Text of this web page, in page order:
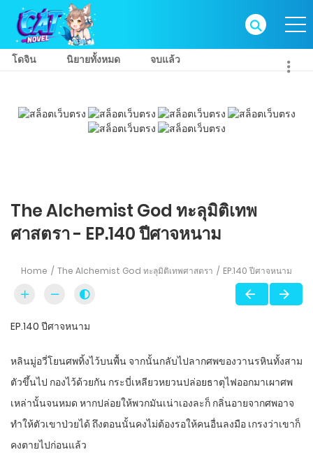
โดจิน นิยายทั้งหมด จบแล้ว
The Alchemist God ทะลุมิติเทพ
ศาสตรา - EP.140 ปีศาจหนาม
Home The Alchemist God ทะลุมิติเทพศาสตรา EP.140 ปีศาจหนาม
EP.140 ปีศาจหนาม
หลินมู่อวี่โยนศพทิ้งไว้บนพื้น จากนั้นกลับไปลากศพของวานรหินทั้งสาม
ตัวขึ้นไป กองไว้ด้วยกัน กระบี่เหลียวหยวนปล่อยธาตุไฟออกมาเผาศพ
เหล่านั้นจนหมด หากปล่อยให้พวกมันเน่าเองละก็ กลิ่นอายจากศพอาจ
ทำให้ตัวเขาป่วยได้ ถึงตอนนั้นคงไม่ต้องรอให้คนอื่นลงมือ เกรงว่าเขาก็
คงตายไปก่อนแล้ว